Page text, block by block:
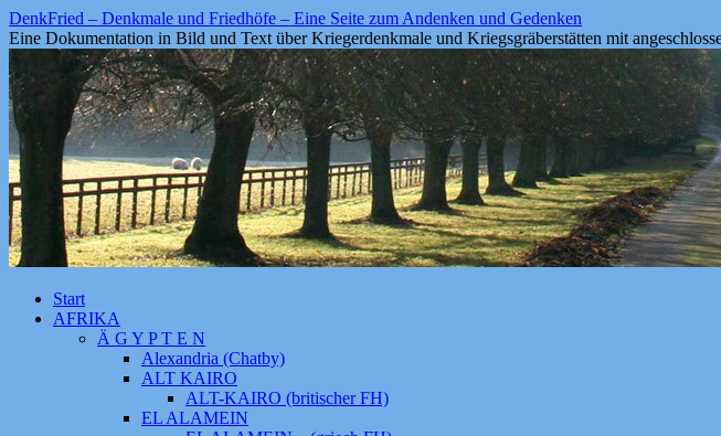
Zum
Inhalt
springen
DenkFried – Denkmale und Friedhöfe – Eine Seite zum Andenken und Gedenken
Eine Dokumentation in Bild und Text über Kriegerdenkmale und Kriegsgräberstätten mit
Start
AFRIKA
Ä G Y P T E N
Alexandria (Chatby)
ALT KAIRO
ALT-KAIRO (britischer FH)
EL ALAMEIN